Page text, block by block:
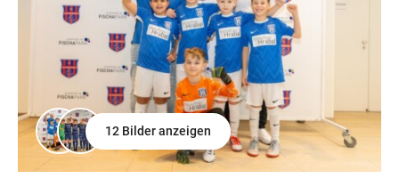
12 Bilder anzeigen